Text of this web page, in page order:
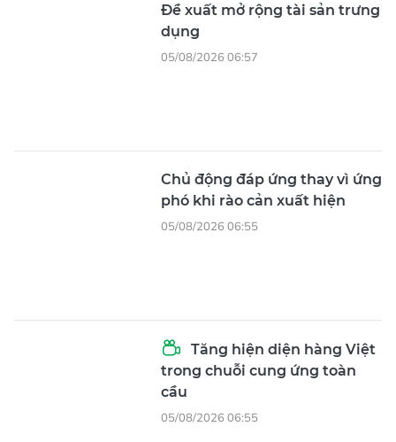
Đề xuất mở rộng tài sản trưng
dụng
05/08/2026 06:57
Chủ động đáp ứng thay vì ứng
phó khi rào cản xuất hiện
05/08/2026 06:55
Tăng hiện diện hàng Việt
trong chuỗi cung ứng toàn
cầu
05/08/2026 06:55